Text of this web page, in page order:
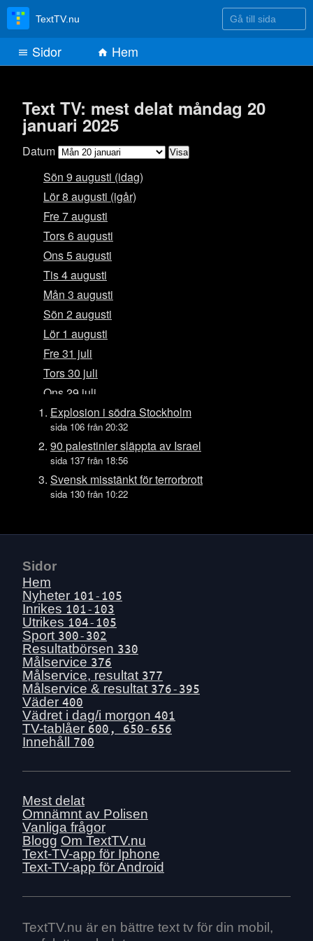
Text TV: mest delat måndag 20
januari 2025
Datum
Sön 9 augusti (idag)
Lör 8 augusti (igår)
Fre 7 augusti
Tors 6 augusti
Ons 5 augusti
Tis 4 augusti
Mån 3 augusti
Sön 2 augusti
Lör 1 augusti
Fre 31 juli
Tors 30 juli
Ons 29 juli
Tis 28 juli
Mån 27 juli
Sön 26 juli
Fre 24 juli
Mån 20 juli
Sön 19 juli
Lör 18 juli
Fre 17 juli
Tors 16 juli
Ons 15 juli
Tis 14 juli
Mån 13 juli
Sön 12 juli
Lör 11 juli
Ons 8 juli
Tis 7 juli
Mån 6 juli
Sön 5 juli
Fre 3 juli
Tors 2 juli
Explosion i södra Stockholm
sida 106 från 20:32
90 palestinier släppta av Israel
sida 137 från 18:56
Svensk misstänkt för terrorbrott
sida 130 från 10:22
TextTV.nu Gå till sida
Sidor Hem
Sidor
Hem
Nyheter 101-105
Inrikes 101-103
Utrikes 104-105
Sport 300-302
Resultatbörsen 330
Målservice 376
Målservice, resultat 377
Målservice & resultat 376-395
Väder 400
Vädret i dag/i morgon 401
TV-tablåer 600, 650-656
Innehåll 700
Mest delat
Omnämnt av Polisen
Vanliga frågor
Blogg Om TextTV.nu
Text-TV-app för Iphone
Text-TV-app för Android
TextTV.nu är en bättre text tv för din mobil,